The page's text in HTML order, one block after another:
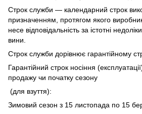
Строк служби — календарний строк
призначенням, протягом якого виробник
несе відповідальність за істотні
вини.
Строк служби дорівнює гарантійному
Гарантійний строк носіння
продажу чи початку сезону
(для взуття):
Зимовий сезон з 15 листопада по 15